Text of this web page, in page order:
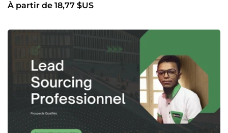
À partir de 18,77 $US